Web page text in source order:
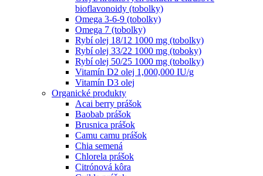
bioflavonoidy (tobolky)
Omega 3-6-9 (tobolky)
Omega 7 (tobolky)
Rybí olej 18/12 1000 mg (tobolky)
Rybí olej 33/22 1000 mg (toboky)
Rybí olej 50/25 1000 mg (tobolky)
Vitamín D2 olej 1,000,000 IU/g
Vitamín D3 olej
Organické produkty
Acai berry prášok
Baobab prášok
Brusnica prášok
Camu camu prášok
Chia semená
Chlorela prášok
Citrónová kôra